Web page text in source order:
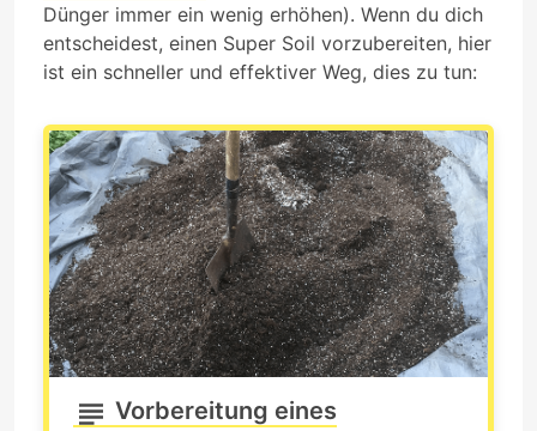
Dünger immer ein wenig erhöhen). Wenn du dich
entscheidest, einen Super Soil vorzubereiten, hier
ist ein schneller und effektiver Weg, dies zu tun:
Vorbereitung eines